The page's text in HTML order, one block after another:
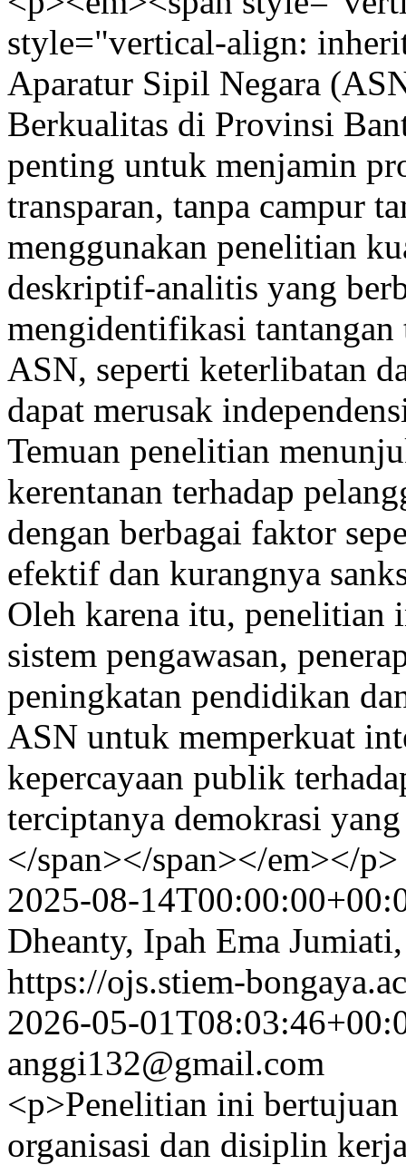
style="vertical-align:
Aparatur Sipil Negara
Berkualitas di Provinsi
penting untuk menjamin
transparan, tanpa campur
menggunakan penelitian
deskriptif-analitis yang
mengidentifikasi tantangan
ASN, seperti keterlibatan
dapat merusak
Temuan penelitian
kerentanan terhadap
dengan berbagai faktor
efektif dan kurangnya
Oleh karena itu, penelitian
sistem pengawasan,
peningkatan pendidikan
ASN untuk memperkuat
kepercayaan publik
terciptanya demokrasi
</span></span></em></
2025-08-
Dheanty, Ipah Ema
https://ojs.stiem-
2026-05-
anggi132@gmail.com
<p>Penelitian ini
organisasi dan disiplin